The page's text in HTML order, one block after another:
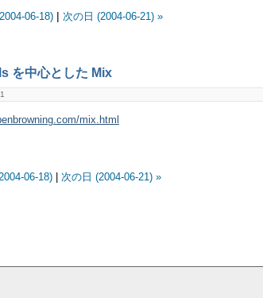
06-18)| 次の日 (2004-06-21) »
を中心とした Mix
mix.html
06-18) |次の日 (2004-06-21) »